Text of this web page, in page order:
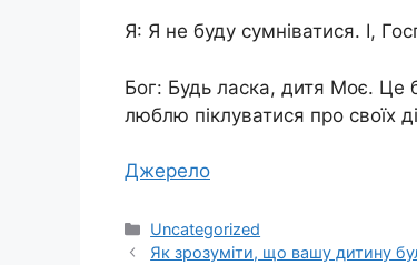
Я: Я не буду сумніватися. І,
Бог: Будь ласка, дитя Моє. Це
люблю піклуватися про своїх
Джерело
Категорії
Uncategorized
Як зрозуміти, що вашу дитину